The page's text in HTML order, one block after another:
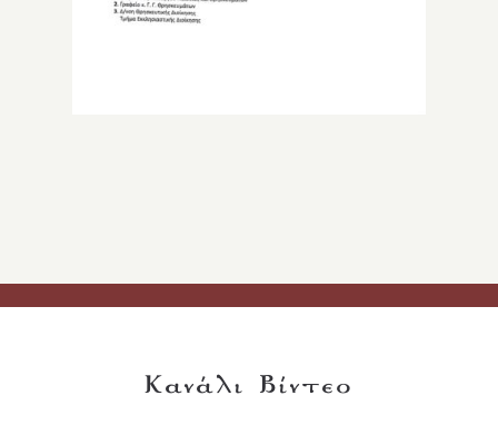
Κανάλι Βίντεο